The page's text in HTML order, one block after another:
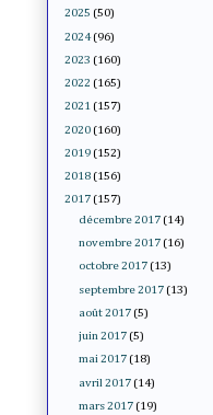
2025 (50)
2024 (96)
2023 (160)
2022 (165)
2021 (157)
2020 (160)
2019 (152)
2018 (156)
2017 (157)
décembre 2017 (14)
novembre 2017 (16)
octobre 2017 (13)
septembre 2017 (13)
août 2017 (5)
juin 2017 (5)
mai 2017 (18)
avril 2017 (14)
mars 2017 (19)